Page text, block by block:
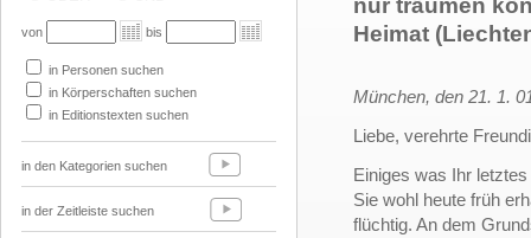
von bis
in Personen suchen
in Körperschaften suchen
in Editionstexten suchen
in den Kategorien suchen
in der Zeitleiste suchen
nur träumen
Heimat
München, den 21. 1.
Liebe, verehrte
Einiges was Ihr
Sie wohl heute früh
flüchtig. An dem